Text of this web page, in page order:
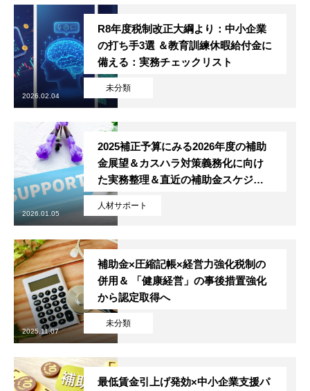
トップページ
スタッフブログ
SERVICE
会社概要
未分類
R8年度税制改正大綱より：中小企業
の打ち手3選 ＆教育訓練休暇給付金に
備える：実務チェックリスト
2026.02.04
人材サポート
2025補正予算にみる2026年度の補助
金展望＆カスハラ対策義務化に向け
た実務整理＆直近の補助金スケジュ
ール
2026.01.05
未分類
補助金×圧縮記帳×経営力強化税制の
併用＆ 「健康経営」の事後措置強化
から認定取得へ
2025.11.07
最低賃金引上げ発効×中小企業支援パ